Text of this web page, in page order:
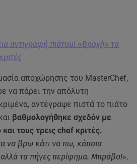
αντιγραφή πιάτου! «Βροχή» τα
αποχώρησης του MasterChef,
να πάρει την απόλυτη
αντέγραψε πιστά το πιάτο
βαθμολογήθηκε σχεδόν με
και τους τρεις chef κριτές.
να βρω κάτι να πω, κάποια
τα πήγες περίφημα. Μπράβο!»,